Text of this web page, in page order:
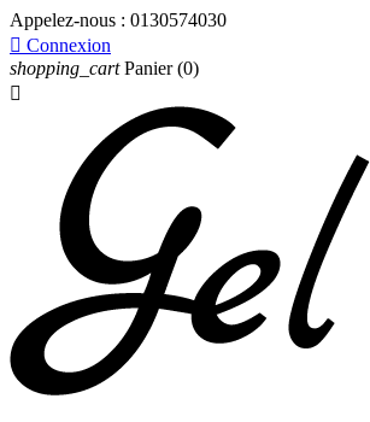
Appelez-nous : 0130574030
 Connexion
shopping_cart Panier (0)
